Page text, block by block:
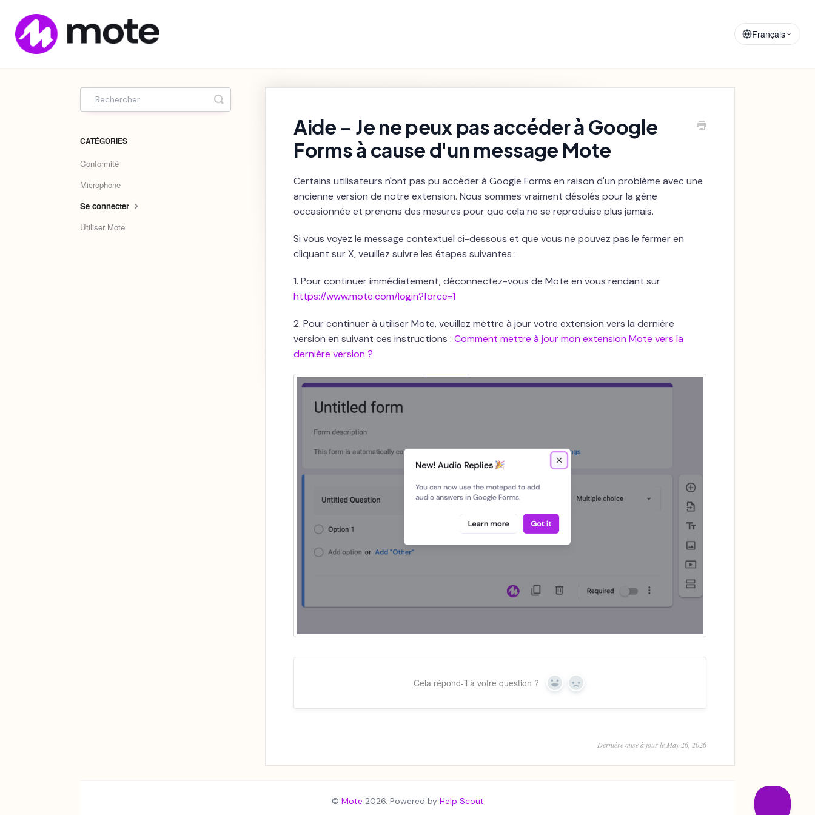
Français
Aide - Je ne peux pas accéder à Google
Forms à cause d'un message Mote
Certains utilisateurs n'ont pas pu accéder à Google Forms en raison d'un problème avec une
ancienne version de notre extension. Nous sommes vraiment désolés pour la gêne
occasionnée et prenons des mesures pour que cela ne se reproduise plus jamais.
Si vous voyez le message contextuel ci-dessous et que vous ne pouvez pas le fermer en
cliquant sur X, veuillez suivre les étapes suivantes :
1. Pour continuer immédiatement, déconnectez-vous de Mote en vous rendant sur
https://www.mote.com/login?force=1
2. Pour continuer à utiliser Mote, veuillez mettre à jour votre extension vers la dernière
version en suivant ces instructions : Comment mettre à jour mon extension Mote vers la
dernière version ?
Cela répond-il à votre question ? Yes No
Dernière mise à jour le May 26, 2026
Toggle Search
CATÉGORIES
Conformité
Microphone
Se connecter
Utiliser Mote
© Mote 2026. Powered by Help Scout